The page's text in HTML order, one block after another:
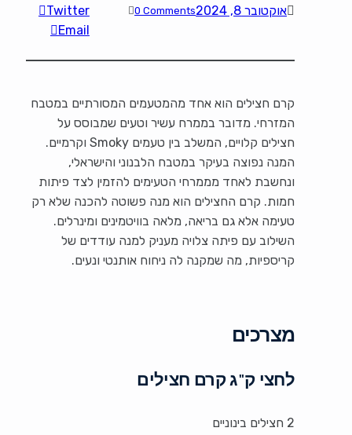
אוקטובר 8, 2024 0 Comments
Twitter
Email
קרם חצילים הוא אחד מהמטעמים המסורתיים במטבח
המזרחי. מדובר בממרח עשיר וטעים שמבוסס על
חצילים קלויים, המשלב בין טעמים Smoky וקרמיים.
המנה נפוצה בעיקר במטבח הלבנוני והישראלי,
ונחשבת לאחד מממרחי הטעימים להזמין לצד פיתות
חמות. קרם החצילים הוא מנה פשוטה להכנה שלא רק
טעימה אלא גם בריאה, מלאה בוויטמינים ומינרלים.
השילוב עם פיתה צלויה מעניק למנה עודדים של
קריספיות, מה שמקנה לה ניחוח אותנטי ונעים.
מצרכים
לחצי ק"ג קרם חצילים
2 חצילים בינוניים